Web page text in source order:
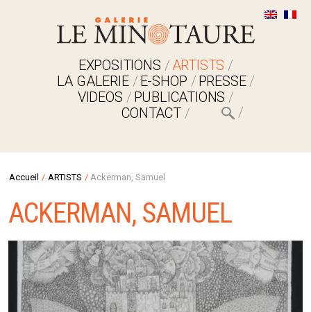
EXPOSITIONS
ARTISTS
LA GALERIE
E-SHOP
PRESSE
VIDEOS
PUBLICATIONS
CONTACT
Accueil / ARTISTS / Ackerman, Samuel
ACKERMAN, SAMUEL